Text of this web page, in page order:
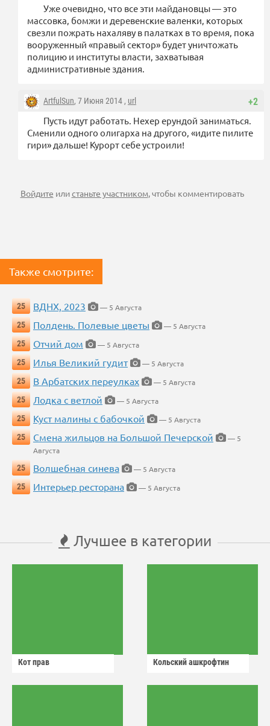
Уже очевидно, что все эти майдановцы — это
массовка, бомжи и деревенские валенки, которых
свезли пожрать нахаляву в палатках в то время, пока
вооруженный «правый сектор» будет уничтожать
полицию и институты власти, захватывая
административные здания.
+2
ArtfulSun, 7 Июня 2014 , url
Пусть идут работать. Нехер ерундой заниматься.
Сменили одного олигарха на другого, «идите пилите
гири» дальше! Курорт себе устроили!
Войдите илистаньте участником, чтобы комментировать
Также смотрите:
25 ВДНХ, 2023
— 5 Августа
25
Полдень. Полевые цветы
— 5 Августа
25
Отчий дом
— 5 Августа
25
Илья Великий гудит
— 5 Августа
25
В Арбатских переулках
— 5 Августа
25
Лодка с ветлой
— 5 Августа
25
Куст малины с бабочкой
— 5 Августа
25
Смена жильцов на Большой Печерской
— 5
Августа
25
Волшебная синева
— 5 Августа
25
Интерьер ресторана — 5 Августа
Лучшее в категории
Кот прав Кольский ашкрофтин